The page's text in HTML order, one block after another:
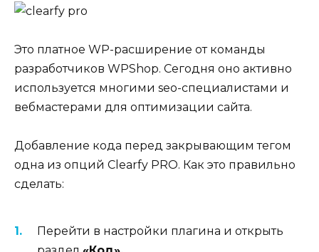
Это платное WP-расширение от команды
разработчиков WPShop. Сегодня оно активно
используется многими seo-специалистами и
вебмастерами для оптимизации сайта.
Добавление кода перед закрывающим тегом
одна из опций Clearfy PRO. Как это правильно
сделать:
Перейти в настройки плагина и открыть